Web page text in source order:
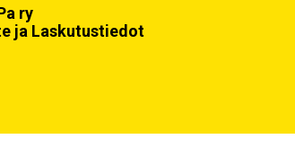
ry
ja Laskutustiedot